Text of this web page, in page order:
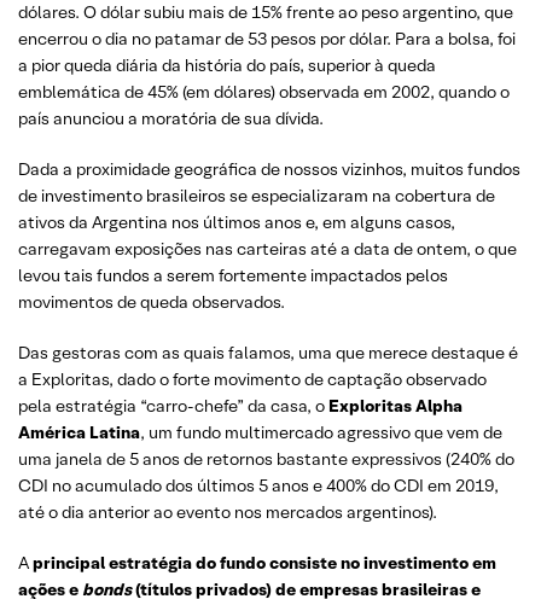
dólares. O dólar subiu mais de 15% frente ao peso argentino, que
encerrou o dia no patamar de 53 pesos por dólar. Para a bolsa, foi
a pior queda diária da história do país, superior à queda
emblemática de 45% (em dólares) observada em 2002, quando o
país anunciou a moratória de sua dívida.
Dada a proximidade geográfica de nossos vizinhos, muitos fundos
de investimento brasileiros se especializaram na cobertura de
ativos da Argentina nos últimos anos e, em alguns casos,
carregavam exposições nas carteiras até a data de ontem, o que
levou tais fundos a serem fortemente impactados pelos
movimentos de queda observados.
Das gestoras com as quais falamos, uma que merece destaque é
a Exploritas, dado o forte movimento de captação observado
pela estratégia “carro-chefe” da casa, o Exploritas Alpha
América Latina, um fundo multimercado agressivo que vem de
uma janela de 5 anos de retornos bastante expressivos (240% do
CDI no acumulado dos últimos 5 anos e 400% do CDI em 2019,
até o dia anterior ao evento nos mercados argentinos).
Aprincipal estratégia do fundo consiste no investimento em
ações e bonds(títulos privados) de empresas brasileiras e